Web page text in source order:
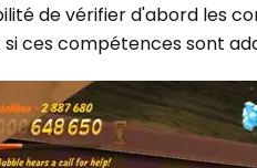
de vérifier d'abord les
ces compétences sont